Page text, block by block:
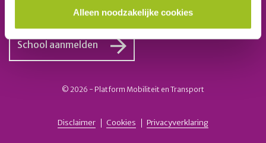
Alleen noodzakelijke cookies
Ook lid worden van het platform?
School aanmelden
© 2026 - Platform Mobiliteit en Transport
Disclaimer Cookies Privacyverklaring